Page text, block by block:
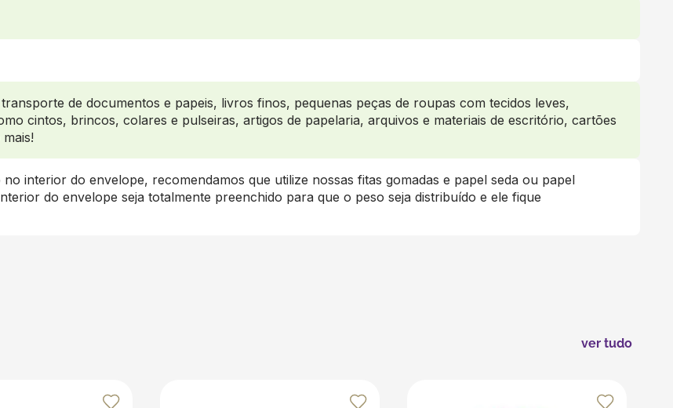
de documentos e papeis, livros finos, pequenas peças de roupas com tecidos leves,
cintos, brincos, colares e pulseiras, artigos de papelaria, arquivos e materiais de escritório, cartões
interior do envelope, recomendamos que utilize nossas fitas gomadas e papel seda ou papel
do envelope seja totalmente preenchido para que o peso seja distribuído e ele fique
ver tudo